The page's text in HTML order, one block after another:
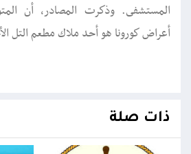
المستشفى. وذكرت المصادر، أن
أعراض كورونا هو أحد ملاك مطعم التل
ذات صلة